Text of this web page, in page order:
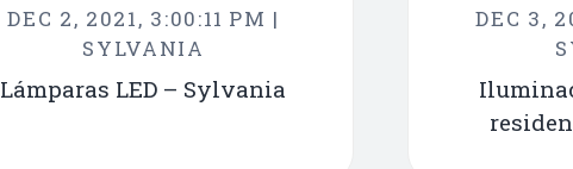
DEC 2, 2021, 3:00:11 PM |
SYLVANIA
Lámparas LED – Sylvania
DEC 3,